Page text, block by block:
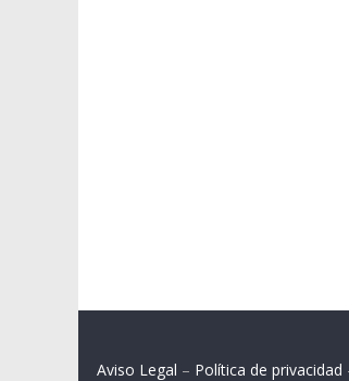
Aviso Legal – Política de privacidad